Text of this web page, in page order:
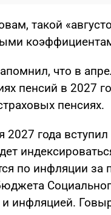
такой
что в
пенсий в 2027
пенсиях.
2027 года
по инфляции за
инфляцией.